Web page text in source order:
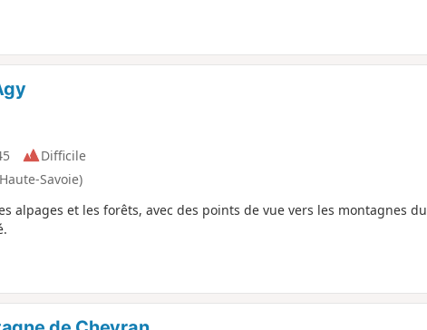
Difficile
Savoie)
alpages et les forêts, avec des points de vue vers les montagnes du